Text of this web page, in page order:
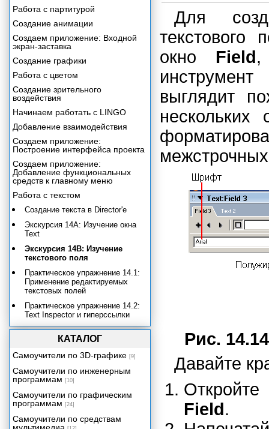
Для
текстового
окно Field,
выглядит
Рис. 14.14
Давайте
Field.
Работа с партитурой
Создание анимации
Создаем приложение: Входной
экран-заставка
Создание графики
Работа с цветом
Создание зрительного
воздействия
Начинаем работать с LINGO
Добавление взаимодействия
Создаем приложение:
Построение интерфейса проекта
Создаем приложение:
Добавление функциональных
средств к главному меню
Работа с текстом
Создание текста в Director'e
Экскурсия 14А: Изучение окна
Text
Экскурсия 14В: Изучение
текстового поля
Практическое упражнение 14.1:
Применение редактируемых
текстовых полей
Практическое упражнение 14.2:
Text Inspector и гиперссылки
Дополнительные опции для
Экскурсия 14 С: Изучение
встроенных шрифтов
Создаем приложение:
Включение звука в ваше
Создаем приложение:
КАТАЛОГ
Самоучители по 3D-графике [9]
Самоучители по инженерным
программам [10]
Самоучители по графическим
программам [24]
Самоучители по средствам